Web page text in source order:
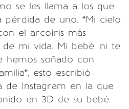
se les llama a los que
pérdida de uno. “Mi cielo
el arcoíris más
mi vida. Mi bebé, ni te
hemos soñado con
esto escribió
de Instagram en la que
en 3D de su bebé.